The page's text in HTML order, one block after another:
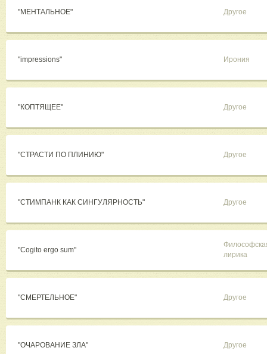
"МЕНТАЛЬНОЕ" Другое
"impressions" Ирония
"КОПТЯЩЕЕ" Другое
"СТРАСТИ ПО ПЛИНИЮ" Другое
"СТИМПАНК КАК СИНГУЛЯРНОСТЬ" Другое
"Cogito ergo sum"
лирика
"СМЕРТЕЛЬНОЕ" Другое
"ОЧАРОВАНИЕ ЗЛА" Другое